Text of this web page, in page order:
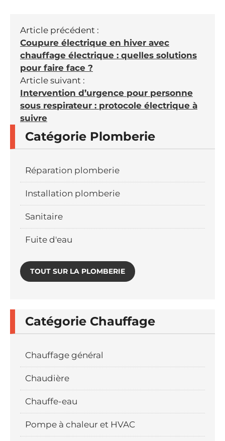
Article précédent :
Coupure électrique en hiver avec
chauffage électrique : quelles solutions
pour faire face ?
Article suivant :
Intervention d’urgence pour personne
sous respirateur : protocole électrique à
suivre
Catégorie Plomberie
Réparation plomberie
Installation plomberie
Sanitaire
Fuite d'eau
TOUT SUR LA PLOMBERIE
Catégorie Chauffage
Chauffage général
Chaudière
Chauffe-eau
Pompe à chaleur et HVAC